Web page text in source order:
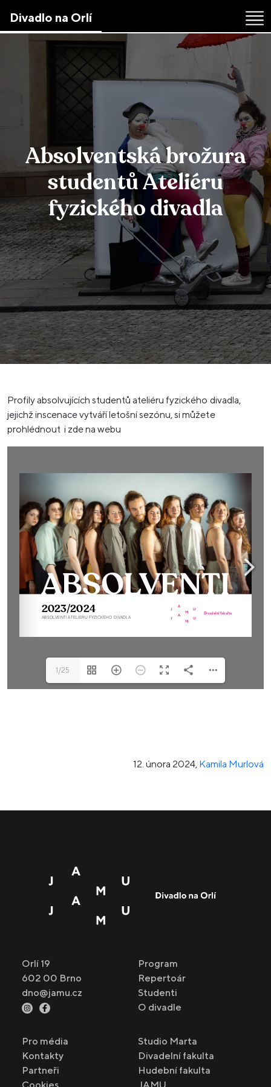
the
Divadlo na Orlí
Absolventská brožura
studentů Ateliéru
fyzického divadla
Profily absolvujících studentů ateliéru fyzického divadla,
jejichž inscenace vytváří letošní sezónu, si můžete
prohlédnout i zde na webu
1/25
12. února 2024, Kamila Murlová
Orlí 19
602 00 Brno
dno@jamu.cz
Program
Repertoár
Studenti
O divadle
Pro média
Kontakty
Partneři
Cookies
Studio Marta
Divadelní fakulta
Hudební fakulta
JAMU